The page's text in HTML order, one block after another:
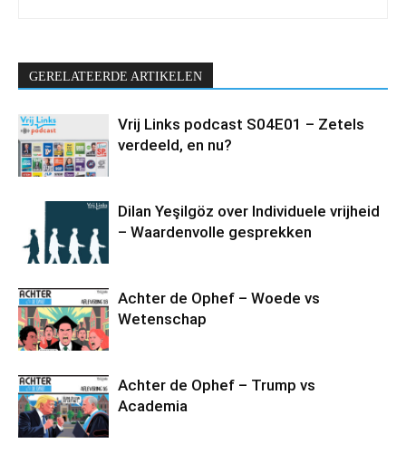
GERELATEERDE ARTIKELEN
Vrij Links podcast S04E01 – Zetels
verdeeld, en nu?
Dilan Yeşilgöz over Individuele vrijheid
– Waardenvolle gesprekken
Achter de Ophef – Woede vs
Wetenschap
Achter de Ophef – Trump vs
Academia